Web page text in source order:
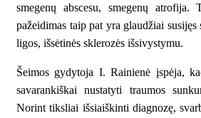
smegenų abscesu, smegenų atrofija.
pažeidimas taip pat yra glaudžiai
ligos, išsėtinės sklerozės išsivystymu.
Šeimos gydytoja I. Rainienė įspėja,
savarankiškai nustatyti traumos
Norint tiksliai išsiaiškinti diagnozę,